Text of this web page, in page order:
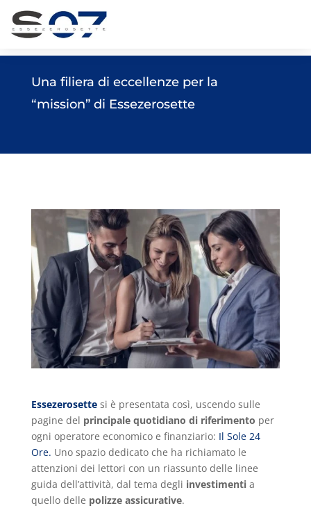
Una filiera di eccellenze per la
“mission” di Essezerosette
Essezerosettesi è presentata così, uscendo sulle
pagine del principale quotidiano di riferimento per
ogni operatore economico e finanziario: Il Sole 24
Ore. Uno spazio dedicato che ha richiamato le
attenzioni dei lettori con un riassunto delle linee
guida dell’attività, dal tema degli investimentia
quello delle polizze assicurative.